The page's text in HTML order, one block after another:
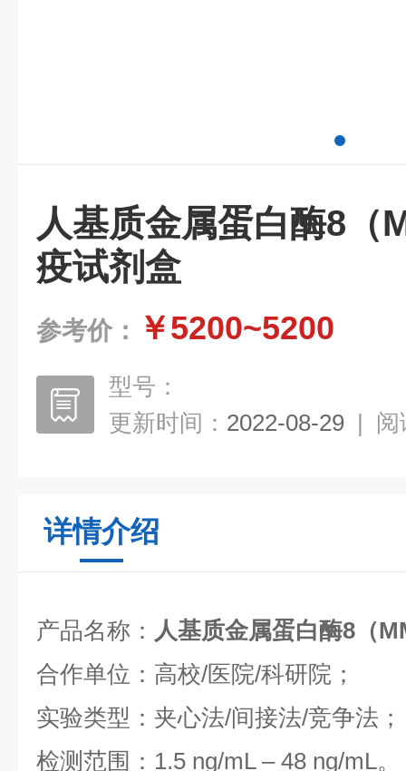
人基质金属蛋白酶8（
疫试剂盒
参考价： ￥5200~5200
型号：
更新时间： 2022-08-29 | 阅
详情介绍
产品名称： 人基质金属蛋白酶8（
合作单位：高校/医院/科研院；
实验类型：夹心法/间接法/竞争法；
检测范围：1.5 ng/mL – 48 ng/mL。